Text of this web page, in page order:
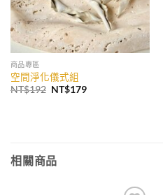
商品專區
空間淨化儀式組
NT$192 原
NT$179目
相關商品